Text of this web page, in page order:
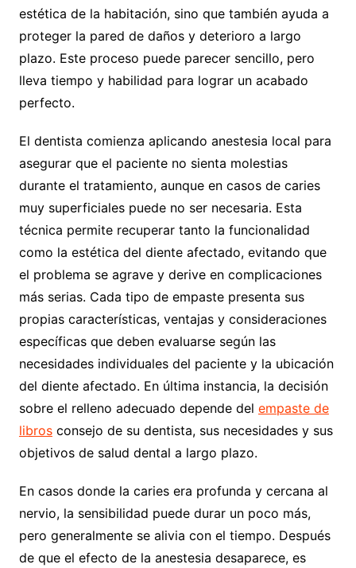
estética de la habitación, sino que también ayuda a
proteger la pared de daños y deterioro a largo
plazo. Este proceso puede parecer sencillo, pero
lleva tiempo y habilidad para lograr un acabado
perfecto.
El dentista comienza aplicando anestesia local para
asegurar que el paciente no sienta molestias
durante el tratamiento, aunque en casos de caries
muy superficiales puede no ser necesaria. Esta
técnica permite recuperar tanto la funcionalidad
como la estética del diente afectado, evitando que
el problema se agrave y derive en complicaciones
más serias. Cada tipo de empaste presenta sus
propias características, ventajas y consideraciones
específicas que deben evaluarse según las
necesidades individuales del paciente y la ubicación
del diente afectado. En última instancia, la decisión
sobre el relleno adecuado depende del empaste de
librosconsejo de su dentista, sus necesidades y sus
objetivos de salud dental a largo plazo.
En casos donde la caries era profunda y cercana al
nervio, la sensibilidad puede durar un poco más,
pero generalmente se alivia con el tiempo. Después
de que el efecto de la anestesia desaparece, es